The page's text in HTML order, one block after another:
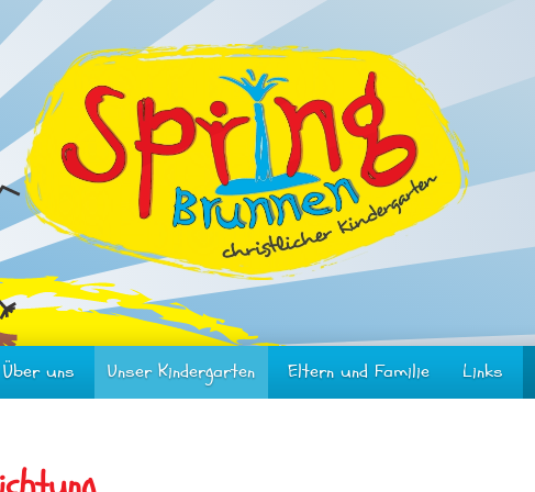
Über uns Unser Kindergarten Eltern und Familie Links